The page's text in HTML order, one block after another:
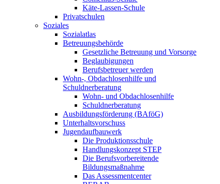
Käte-Lassen-Schule
Privatschulen
Soziales
Sozialatlas
Betreuungsbehörde
Gesetzliche Betreuung und Vorsorge
Beglaubigungen
Berufsbetreuer werden
Wohn-, Obdachlosenhilfe und
Schuldnerberatung
Wohn- und Obdachlosenhilfe
Schuldnerberatung
Ausbildungsförderung (BAföG)
Unterhaltsvorschuss
Jugendaufbauwerk
Die Produktionsschule
Handlungskonzept STEP
Die Berufsvorbereitende
Bildungsmaßnahme
Das Assessmentcenter